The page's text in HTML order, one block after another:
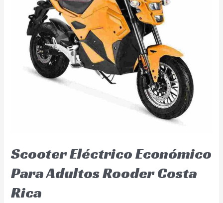
Scooter Eléctrico Económico
Para Adultos Rooder Costa
Rica